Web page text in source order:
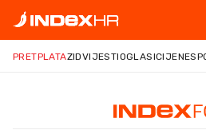
PRETPLATAZIDVIJESTIOGLASICIJENE